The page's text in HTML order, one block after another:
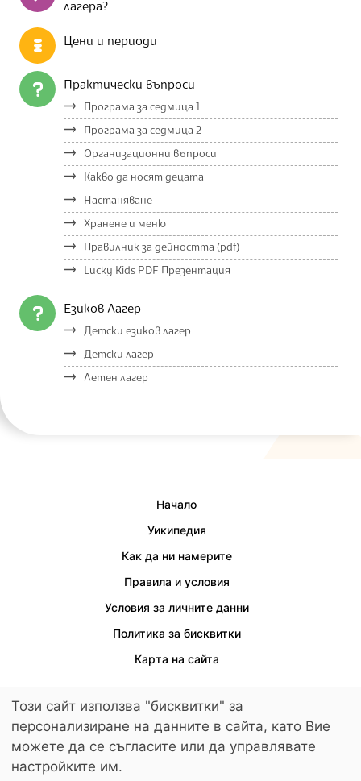
лагера?
Цени и периоди
Практически въпроси
Програма за седмица 1
Програма за седмица 2
Организационни въпроси
Какво да носят децата
Настаняване
Хранене и меню
Правилник за дейността (pdf)
Lucky Kids PDF Презентация
Езиков Лагер
Детски езиков лагер
Детски лагер
Летен лагер
Начало
Уикипедия
Как да ни намерите
Правила и условия
Условия за личните данни
Политика за бисквитки
Карта на сайта
Осигурен е достъп за хора с увреждания.
© 2026 LuckyKids. All Rights Reserved.
Този сайт използва "бисквитки" за
персонализиране на данните в сайта, като Вие
можете да се съгласите или да управлявате
настройките им.